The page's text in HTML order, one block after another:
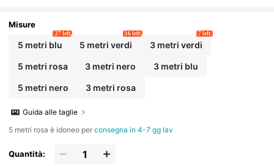
Misure
5 metri blu
27 left
5 metri verdi
16 left
3 metri verdi
7 left
5 metri rosa 3 metri nero 3 metri blu
5 metri nero 3 metri rosa
Guida alle taglie
5 metri rosa è idoneo perconsegna in 4-7 gg lav
Quantità: